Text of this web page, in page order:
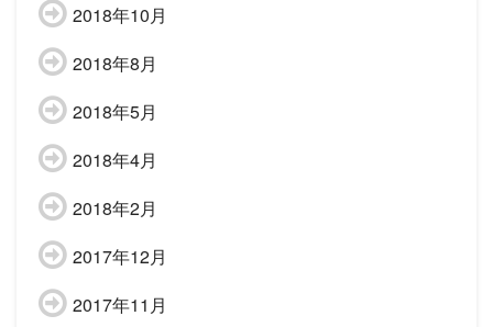
2018年10月
2018年8月
2018年5月
2018年4月
2018年2月
2017年12月
2017年11月